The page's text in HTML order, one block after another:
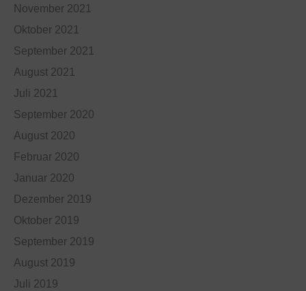
November 2021
Oktober 2021
September 2021
August 2021
Juli 2021
September 2020
August 2020
Februar 2020
Januar 2020
Dezember 2019
Oktober 2019
September 2019
August 2019
Juli 2019